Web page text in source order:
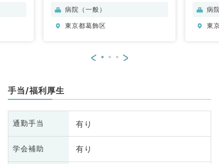
、大
外科
病院（一般）
東京都葛飾区
病
東
< >
手当/福利厚生
通勤手当 有り
学会補助 有り